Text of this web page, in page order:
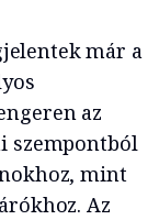
már a
az
szempontból
mint
Az